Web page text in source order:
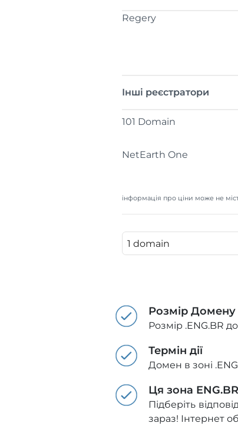
Regery
Інші реєстратори
101 Domain
NetEarth One
інформація про ціни може не
Розмір Домену
Розмір .ENG.BR
Термін дії
Домен в зоні
Ця зона
Підберіть
зараз! Інтернет